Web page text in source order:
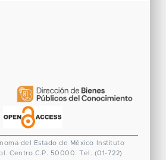
del Estado de México
Instituto
Centro C.P. 50000. Tel. (01-722)